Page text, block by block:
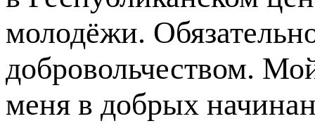
молодёжи.
добровольчеством.
меня в добрых